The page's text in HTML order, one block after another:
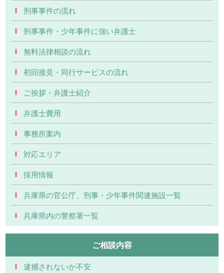
刑事事件の流れ
刑事事件・少年事件に強い弁護士
無料法律相談の流れ
初回接見・同行サービスの流れ
ご挨拶・弁護士紹介
弁護士費用
事務所案内
対応エリア
採用情報
兵庫県の官公庁、刑事・少年事件関連施設一覧
兵庫県内の警察署一覧
ご相談内容
逮捕されないか不安